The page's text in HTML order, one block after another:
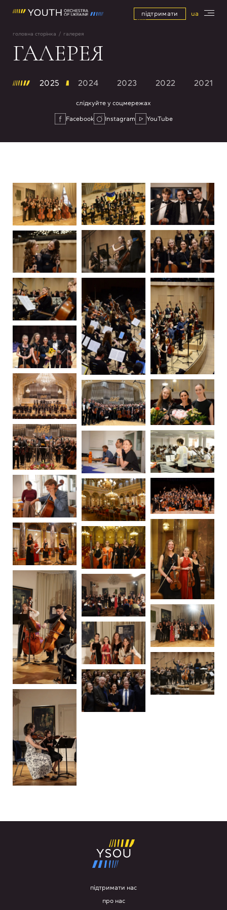
підтримати ua
головна сторінка / галерея
ГАЛЕРЕЯ
2025 2024 2023 2022 2021
слідкуйте у соцмережах
Facebook Instagram YouTube
підтримати нас
про нас